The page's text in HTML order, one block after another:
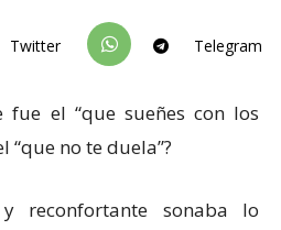
Twitter Telegram
fue el “que sueñes con los
“que no te duela”?
reconfortante sonaba lo